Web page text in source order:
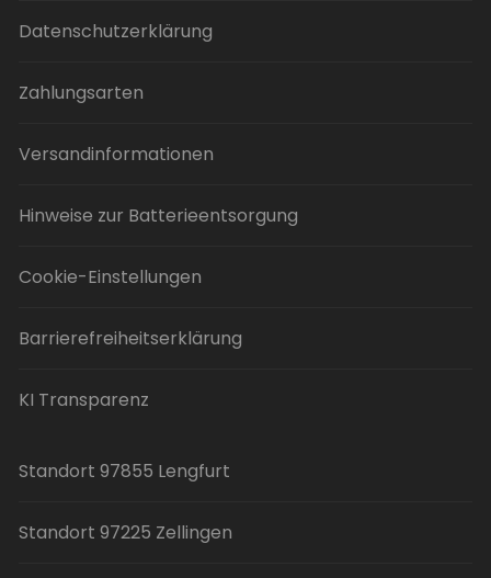
Datenschutzerklärung
Zahlungsarten
Versandinformationen
Hinweise zur Batterieentsorgung
Cookie-Einstellungen
Barrierefreiheitserklärung
KI Transparenz
Standort 97855 Lengfurt
Standort 97225 Zellingen